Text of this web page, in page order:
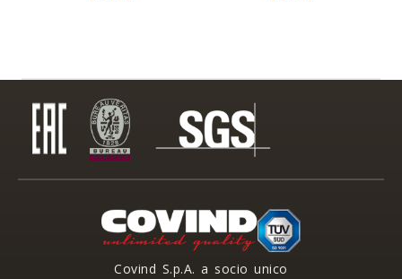
Covind S.p.A. a socio unico